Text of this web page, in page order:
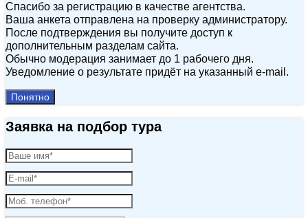
Спасибо за регистрацию в качестве агентства.
Ваша анкета отправлена на проверку администратору.
После подтверждения вы получите доступ к
дополнительным разделам сайта.
Обычно модерация занимает до 1 рабочего дня.
Уведомление о результате придёт на указанный e‑mail.
Понятно
Заявка на подбор тура